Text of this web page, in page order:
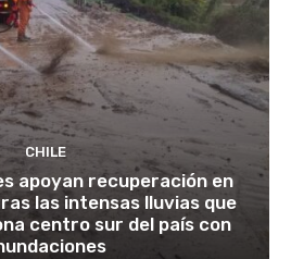
CHILE
apoyan recuperación en
las intensas lluvias que
centro sur del país con